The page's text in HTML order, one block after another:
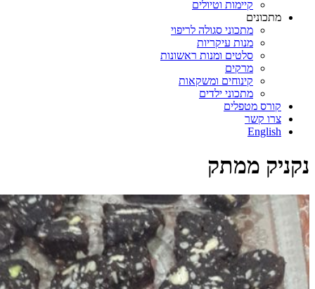
קיימות וטיולים
מתכונים
מתכוני סגולה לריפוי
מנות עיקריות
סלטים ומנות ראשונות
מרקים
קינוחים ומשקאות
מתכוני ילדים
קורס מטפלים
צרו קשר
English
נקניק ממתק